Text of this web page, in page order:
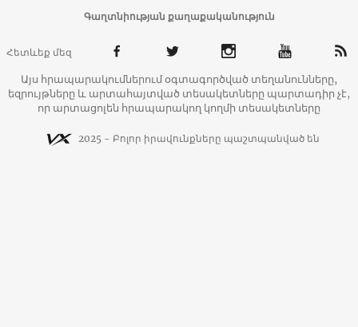
Գաղտնիության քաղաքականություն
Հետևեք մեզ
Այս հրապարակումներում օգտագործված տեղանունները,
եզրույթները և արտահայտված տեսակետները պարտադիր չէ,
որ արտացոլեն հրապարակող կողմի տեսակետները
2025 - Բոլոր իրավունքները պաշտպանված են